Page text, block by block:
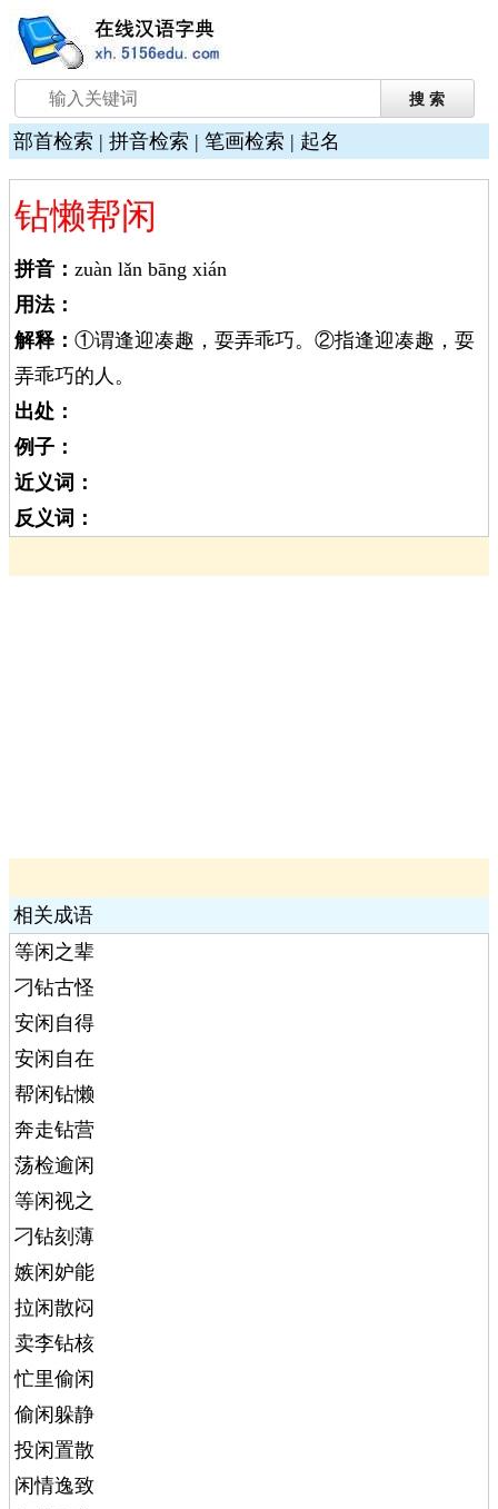
部首检索 | 拼音检索 | 笔画检索 | 起名
钻懒帮闲
拼音： zuàn lǎn bāng xián
用法：
解释： ①谓逢迎凑趣，耍弄乖巧。②指逢迎凑趣，耍
弄乖巧的人。
出处：
例子：
近义词：
反义词：
相关成语
等闲之辈
刁钻古怪
安闲自得
安闲自在
帮闲钻懒
奔走钻营
荡检逾闲
等闲视之
刁钻刻薄
嫉闲妒能
拉闲散闷
卖李钻核
忙里偷闲
偷闲躲静
投闲置散
闲情逸致